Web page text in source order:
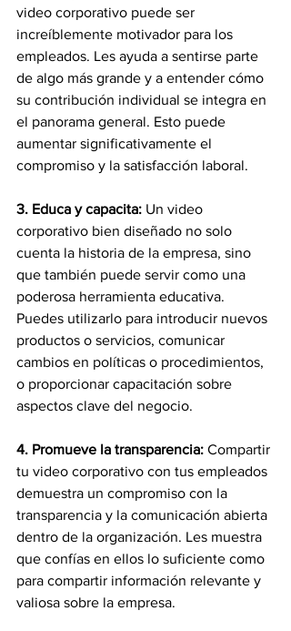
video corporativo puede ser
increíblemente motivador para los
empleados. Les ayuda a sentirse parte
de algo más grande y a entender cómo
su contribución individual se integra en
el panorama general. Esto puede
aumentar significativamente el
compromiso y la satisfacción laboral.
3. Educa y capacita: Un video
corporativo bien diseñado no solo
cuenta la historia de la empresa, sino
que también puede servir como una
poderosa herramienta educativa.
Puedes utilizarlo para introducir nuevos
productos o servicios, comunicar
cambios en políticas o procedimientos,
o proporcionar capacitación sobre
aspectos clave del negocio.
4. Promueve la transparencia: Compartir
tu video corporativo con tus empleados
demuestra un compromiso con la
transparencia y la comunicación abierta
dentro de la organización. Les muestra
que confías en ellos lo suficiente como
para compartir información relevante y
valiosa sobre la empresa.